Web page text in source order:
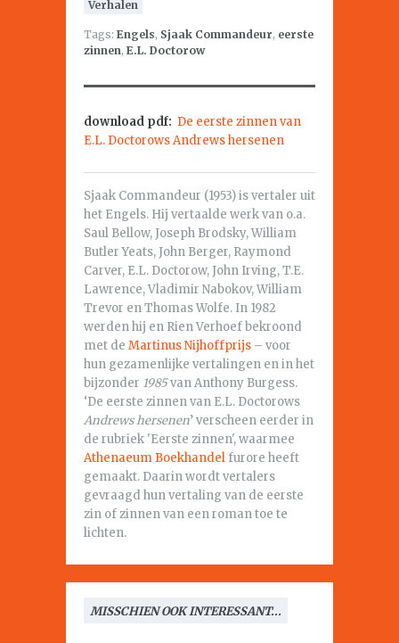
Verhalen
Tags: Engels, Sjaak Commandeur, eerste
zinnen, E.L. Doctorow
download pdf: De eerste zinnen van
E.L. Doctorows Andrews hersenen
Sjaak Commandeur (1953) is vertaler uit
het Engels. Hij vertaalde werk van o.a.
Saul Bellow, Joseph Brodsky, William
Butler Yeats, John Berger, Raymond
Carver, E.L. Doctorow, John Irving, T.E.
Lawrence, Vladimir Nabokov, William
Trevor en Thomas Wolfe. In 1982
werden hij en Rien Verhoef bekroond
met de Martinus Nijhoffprijs – voor
hun gezamenlijke vertalingen en in het
bijzonder 1985van Anthony Burgess.
‘De eerste zinnen van E.L. Doctorows
Andrews hersenen’ verscheen eerder in
de rubriek 'Eerste zinnen', waarmee
Athenaeum Boekhandel furore heeft
gemaakt. Daarin wordt vertalers
gevraagd hun vertaling van de eerste
zin of zinnen van een roman toe te
lichten.
MISSCHIEN OOK INTERESSANT...